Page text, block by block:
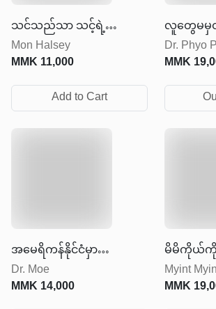
သင်သည်သာ သင့်ရဲ့
စကြဝဠာ
Mon Halsey
MMK11,000
Add to Cart
လူတွေမမှ
တိုးတက်ပြ
Dr. Phyo
MMK
အမေရိကန်နိုင်ငံမှာ
အောင်မြင်တဲ့ဘဝတစ်ခု
တည်ဆောက်မယ်ဆိုလျှင်
Dr. Moe
MMK14,000
မိမိကိုယ်ကို
ခြင်း
Myint
MMK